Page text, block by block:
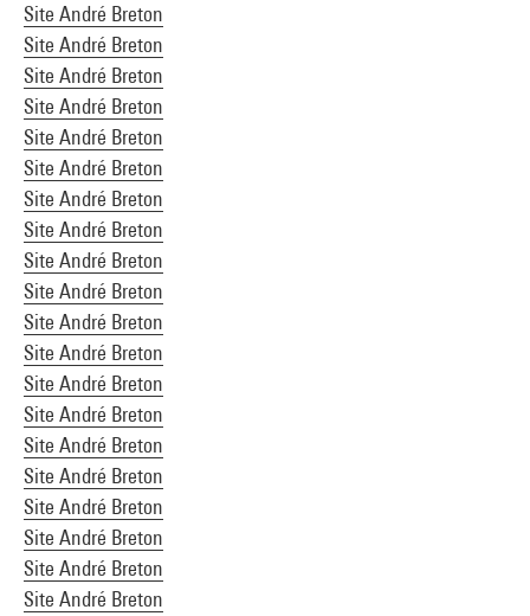
Site André Breton
Site André Breton
Site André Breton
Site André Breton
Site André Breton
Site André Breton
Site André Breton
Site André Breton
Site André Breton
Site André Breton
Site André Breton
Site André Breton
Site André Breton
Site André Breton
Site André Breton
Site André Breton
Site André Breton
Site André Breton
Site André Breton
Site André Breton